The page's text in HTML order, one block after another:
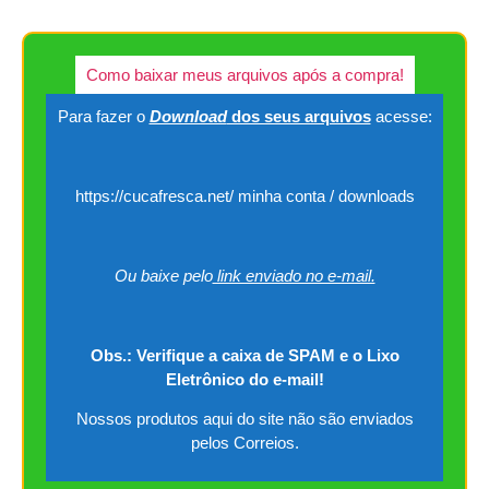
Como baixar meus arquivos após a compra!
Para fazer o Downloaddos seus arquivos acesse:
https://cucafresca.net/ minha conta / downloads
Ou baixe pelolink enviado no e-mail.
Obs.: Verifique a caixa de SPAM e o Lixo
Eletrônico do e-mail!
Nossos produtos aqui do site não são enviados
pelos Correios.